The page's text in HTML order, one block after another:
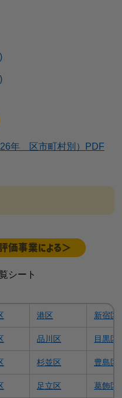
26年 区市町村別）PDF
価事業による＞
シート
港区 新宿区
品川区 目黒区
杉並区 豊島区
足立区 葛飾区